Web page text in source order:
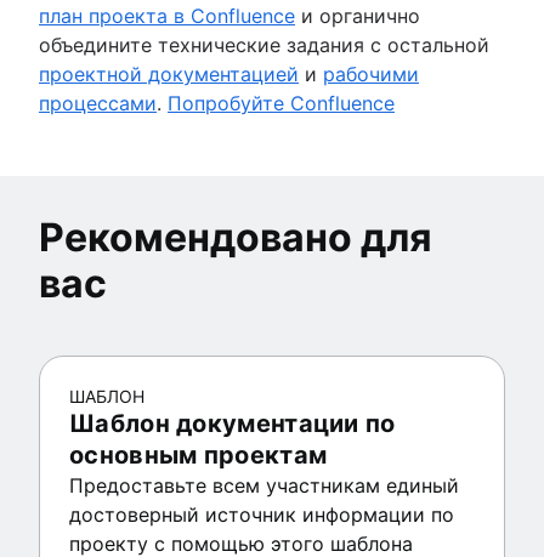
план проекта в Confluence и органично
объедините технические задания с остальной
проектной документацией и рабочими
процессами. Попробуйте Confluence
Рекомендовано для
вас
ШАБЛОН
Шаблон документации по
основным проектам
Предоставьте всем участникам единый
достоверный источник информации по
проекту с помощью этого шаблона